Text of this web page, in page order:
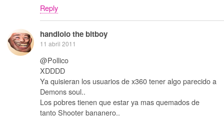
Reply
handlolo the bitboy
11 abril 2011
@Pollico
XDDDD
Ya quisieran los usuarios de x360 tener algo parecido a
Demons soul..
Los pobres tienen que estar ya mas quemados de
tanto Shooter bananero..